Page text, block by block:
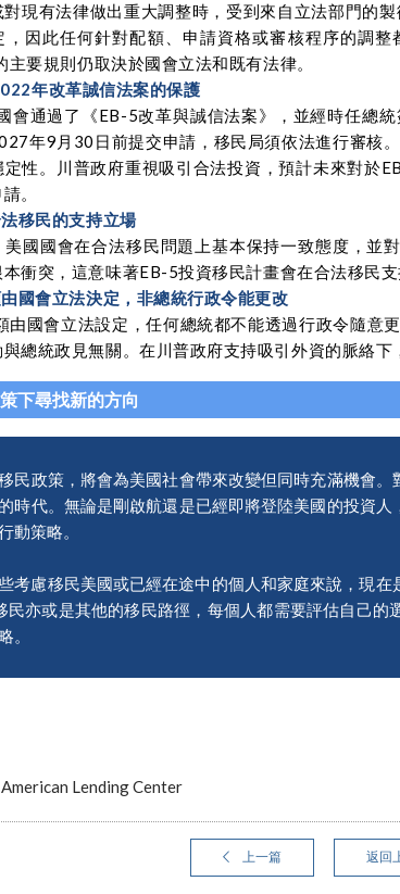
現有法律做出重大調整時，受到來自立法部門的
，因此任何針對配額、申請資格或審核程序的調
主要規則仍取決於國會立法和既有法律。
年改革誠信法案的保護
會通過了《EB-5改革與誠信法案》，並經時任總
年9月30日前提交申請，移民局須依法進行審核
定性。川普政府重視吸引合法投資，預計未來對於
。
移民的支持立場
美國國會在合法移民問題上基本保持一致態度，並
衝突，這意味著EB-5投資移民計畫會在合法移民支
國會立法決定，非總統行政令能更改
由國會立法設定，任何總統都不能透過行政令隨意
與總統政見無關。在川普政府支持吸引外資的脈絡
下尋找新的方向
民政策，將會為美國社會帶來改變但同時充滿機會
時代。無論是剛啟航還是已經即將登陸美國的投資
動策略。
考慮移民美國或已經在途中的個人和家庭來說，現
民亦或是其他的移民路徑，每個人都需要評估自己
。
Lending Center
上一篇 返回